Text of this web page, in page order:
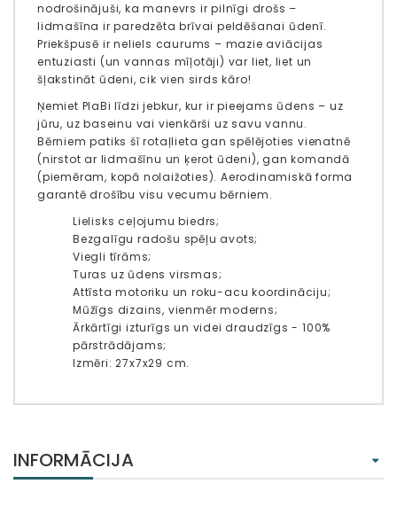
nodrošinājuši, ka manevrs ir pilnīgi drošs –
lidmašīna ir paredzēta brīvai peldēšanai ūdenī.
Priekšpusē ir neliels caurums – mazie aviācijas
entuziasti (un vannas mīļotāji) var liet, liet un
šļakstināt ūdeni, cik vien sirds kāro!
Ņemiet PlaBi līdzi jebkur, kur ir pieejams ūdens – uz
jūru, uz baseinu vai vienkārši uz savu vannu.
Bērniem patiks šī rotaļlieta gan spēlējoties vienatnē
(nirstot ar lidmašīnu un ķerot ūdeni), gan komandā
(piemēram, kopā nolaižoties). Aerodinamiskā forma
garantē drošību visu vecumu bērniem.
Lielisks ceļojumu biedrs;
Bezgalīgu radošu spēļu avots;
Viegli tīrāms;
Turas uz ūdens virsmas;
Attīsta motoriku un roku-acu koordināciju;
Mūžīgs dizains, vienmēr moderns;
Ārkārtīgi izturīgs un videi draudzīgs - 100%
pārstrādājams;
Izmēri: 27x7x29 cm.
INFORMĀCIJA